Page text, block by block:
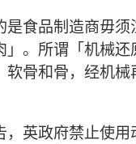
是食品制造商毋须
」。所谓「机械还
软骨和骨，经机械
，英政府禁止使用